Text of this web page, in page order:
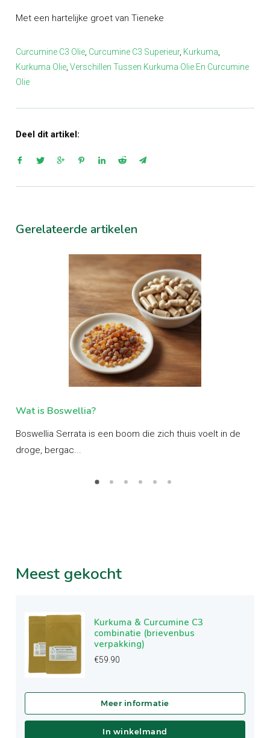
Meest gekocht
Kurkuma & Curcumine C3
combinatie (brievenbus
verpakking)
€59.90
In winkelmand
Met een hartelijke groet van Tieneke
Curcumine C3 Olie, Curcumine C3 Superieur, Kurkuma,
Kurkuma Olie, Verschillen Tussen Kurkuma Olie En Curcumine
Olie
Deel dit artikel:
Gerelateerde artikelen
Wat is Boswellia?
Boswellia Serrata is een boom die zich thuis voelt in de
droge, bergac...